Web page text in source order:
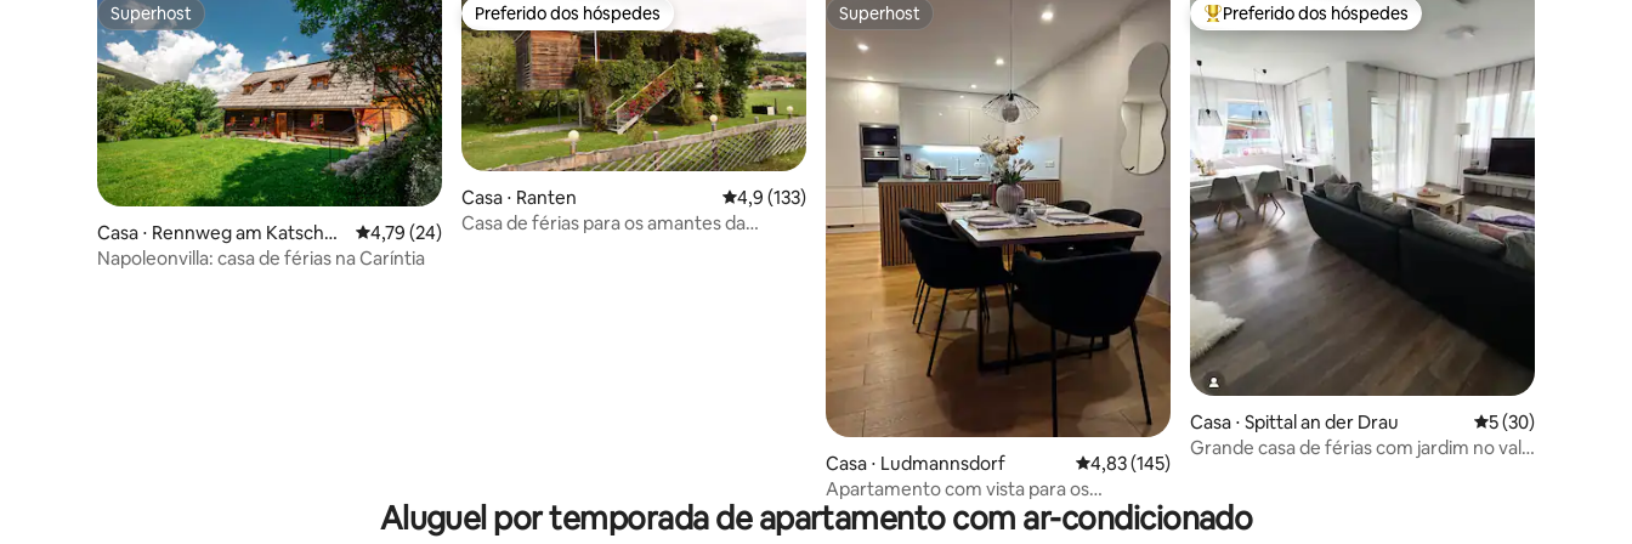
Superhost
Superhost
Casa ⋅ Rennweg am Katschbe
rg
4,79 de uma avaliação média de 5, 24 avaliações
4,79 (24)
Napoleonvilla: casa de férias na Caríntia
Preferido dos hóspedes
Preferido dos hóspedes
Casa ⋅ Ranten 4,9 de uma avaliação média de 5, 133 avaliações
4,9 (133)
Casa de férias para os amantes da
Superhost
Superhost
Casa ⋅ Ludmannsdorf 4,83 de uma avaliação média de 5, 145 avaliações
4,83 (145)
Apartamento com vista para os
Karawanks e terraço
Entre os melhores preferidos dos hóspedes
Preferido dos hóspedes
Casa ⋅ Spittal an der Drau 5 de uma
5 (30)
Grande casa de férias com jardim no vale
Aluguel por temporada de apartamento com ar-condicionado